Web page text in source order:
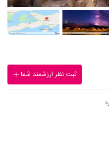
ثبت نظر ارزشمند شما